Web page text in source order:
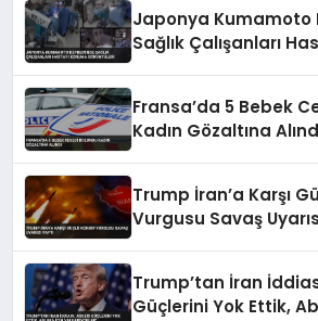
Japonya Kumamoto
Sağlık Çalışanları
Fransa’da 5 Bebek
Kadın Gözaltına
Trump İran’a Karşı
Vurgusu Savaş
Trump’tan İran
Güçlerini Yok Ettik,